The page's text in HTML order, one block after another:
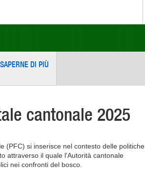
DI PIÙ
cantonale 2025
(PFC) si inserisce nel contesto delle politiche
attraverso il quale l'Autorità cantonale
nei confronti del bosco.